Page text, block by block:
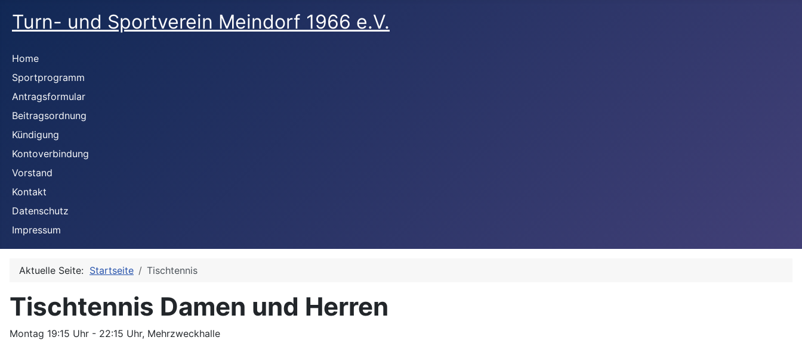
Turn- und Sportverein Meindorf 1966 e.V.
Home
Sportprogramm
Antragsformular
Beitragsordnung
Kündigung
Kontoverbindung
Vorstand
Kontakt
Datenschutz
Impressum
Aktuelle Seite: Startseite Tischtennis
Tischtennis Damen und Herren
Montag 19:15 Uhr - 22:15 Uhr, Mehrzweckhalle